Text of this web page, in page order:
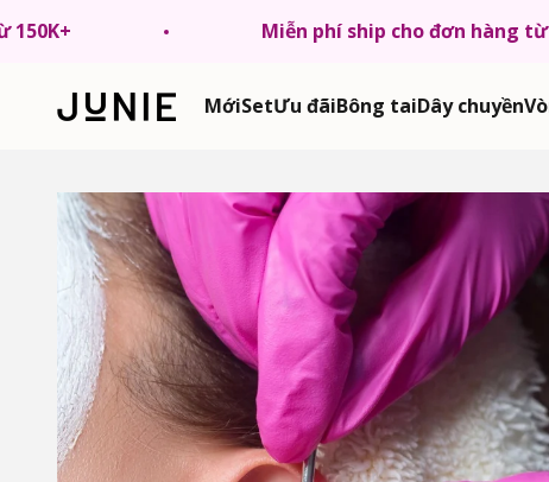
150K+ Miễn phí ship cho đơn hàng từ
MớiSetƯu đãiBông taiDây chuyền
JUNIE VN